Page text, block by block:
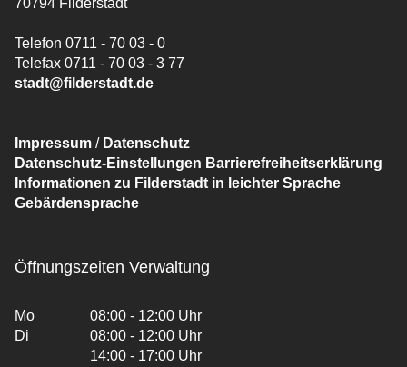
70794 Filderstadt
Telefon 0711 - 70 03 - 0
Telefax 0711 - 70 03 - 3 77
stadt@filderstadt.de
Impressum / Datenschutz
Datenschutz-Einstellungen Barrierefreiheitserklärung
Informationen zu Filderstadt in leichter Sprache
Gebärdensprache
Öffnungszeiten Verwaltung
Mo
08:00 - 12:00 Uhr
Di
08:00 - 12:00 Uhr
14:00 - 17:00 Uhr